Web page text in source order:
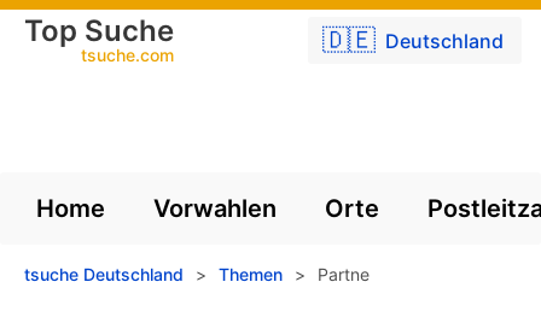
🇩🇪 Deutschland
Top Suche
tsuche.com
Home Vorwahlen Orte
tsuche Deutschland > Themen > Partne